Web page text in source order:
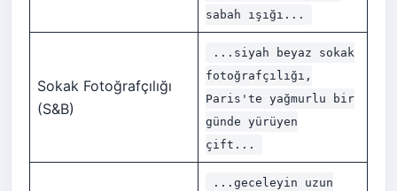
sabah ışığı...
Sokak Fotoğrafçılığı
(S&B)
...siyah beyaz sokak
fotoğrafçılığı,
Paris'te yağmurlu bir
günde yürüyen
çift...
...geceleyin uzun